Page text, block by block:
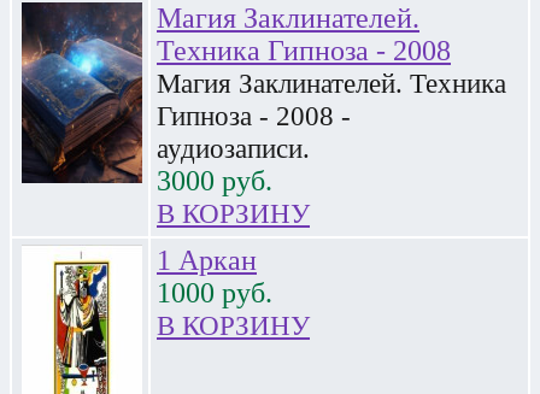
Магия Заклинателей.
Техника Гипноза - 2008
Магия Заклинателей. Техника
Гипноза - 2008 -
аудиозаписи.
3000 руб.
В КОРЗИНУ
1 Аркан
1000 руб.
В КОРЗИНУ